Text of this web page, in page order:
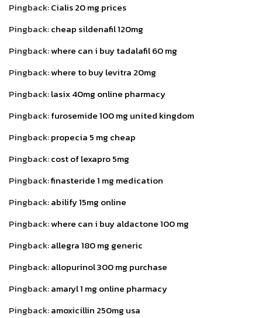
Pingback:Cialis 20 mg prices
Pingback:cheap sildenafil 120mg
Pingback:where can i buy tadalafil 60 mg
Pingback:where to buy levitra 20mg
Pingback:lasix 40mg online pharmacy
Pingback:furosemide 100 mg united kingdom
Pingback:propecia 5 mg cheap
Pingback:cost of lexapro 5mg
Pingback:finasteride 1 mg medication
Pingback:abilify 15mg online
Pingback:where can i buy aldactone 100 mg
Pingback:allegra 180 mg generic
Pingback:allopurinol 300 mg purchase
Pingback:amaryl 1 mg online pharmacy
Pingback:amoxicillin 250mg usa